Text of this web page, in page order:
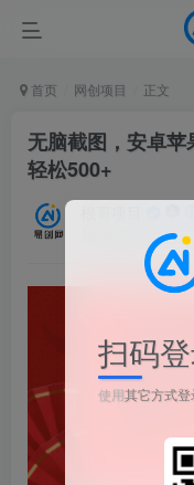
首页 网创项目 正文
无脑截图，安卓
轻松500+
扫码
使用其它方式登